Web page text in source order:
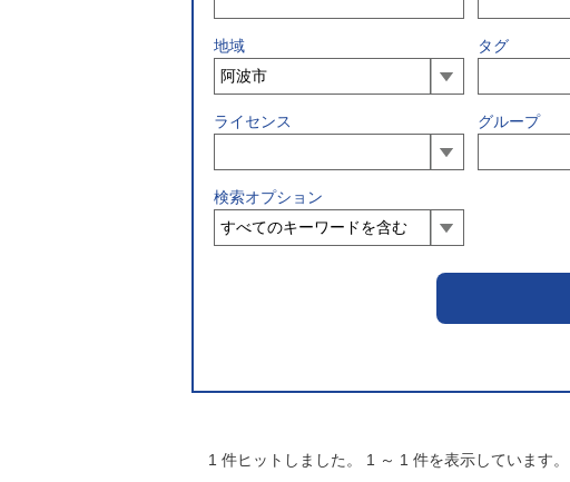
地域 タグ
ライセンス グループ
検索オプション
1 件ヒットしました。 1 ～ 1 件を表示しています。